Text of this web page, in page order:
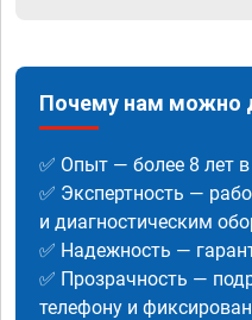
Почему нам можно
✅ Опыт — более 8 лет
✅ Экспертность —
и диагностическим
✅ Надежность —
✅ Прозрачность —
телефону и